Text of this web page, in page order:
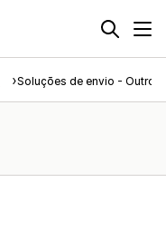
Soluções de envio - Outro